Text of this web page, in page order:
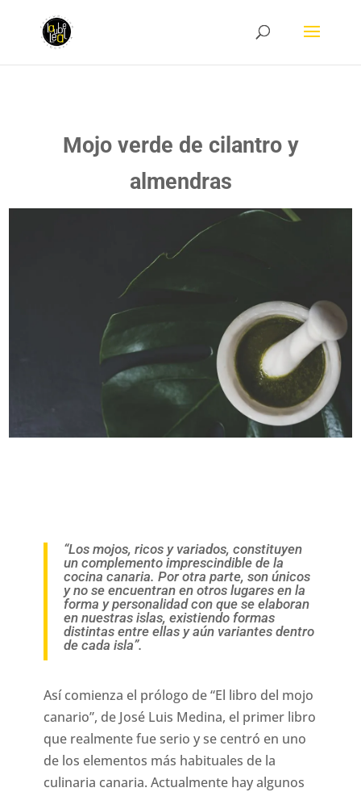
Mojo verde de cilantro y
almendras
“Los mojos, ricos y variados, constituyen
un complemento imprescindible de la
cocina canaria. Por otra parte, son únicos
y no se encuentran en otros lugares en la
forma y personalidad con que se elaboran
en nuestras islas, existiendo formas
distintas entre ellas y aún variantes dentro
de cada isla”.
Así comienza el prólogo de “El libro del mojo
canario”, de José Luis Medina, el primer libro
que realmente fue serio y se centró en uno
de los elementos más habituales de la
culinaria canaria. Actualmente hay algunos